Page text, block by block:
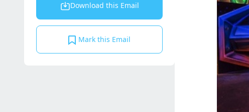
Download this Email
Mark this Email